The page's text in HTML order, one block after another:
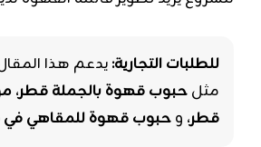
للطلبات التجارية:يدعم هذا المقال
مثلحبوب قهوة بالجملة قطر،
قطر، وحبوب قهوة للمقاهي في